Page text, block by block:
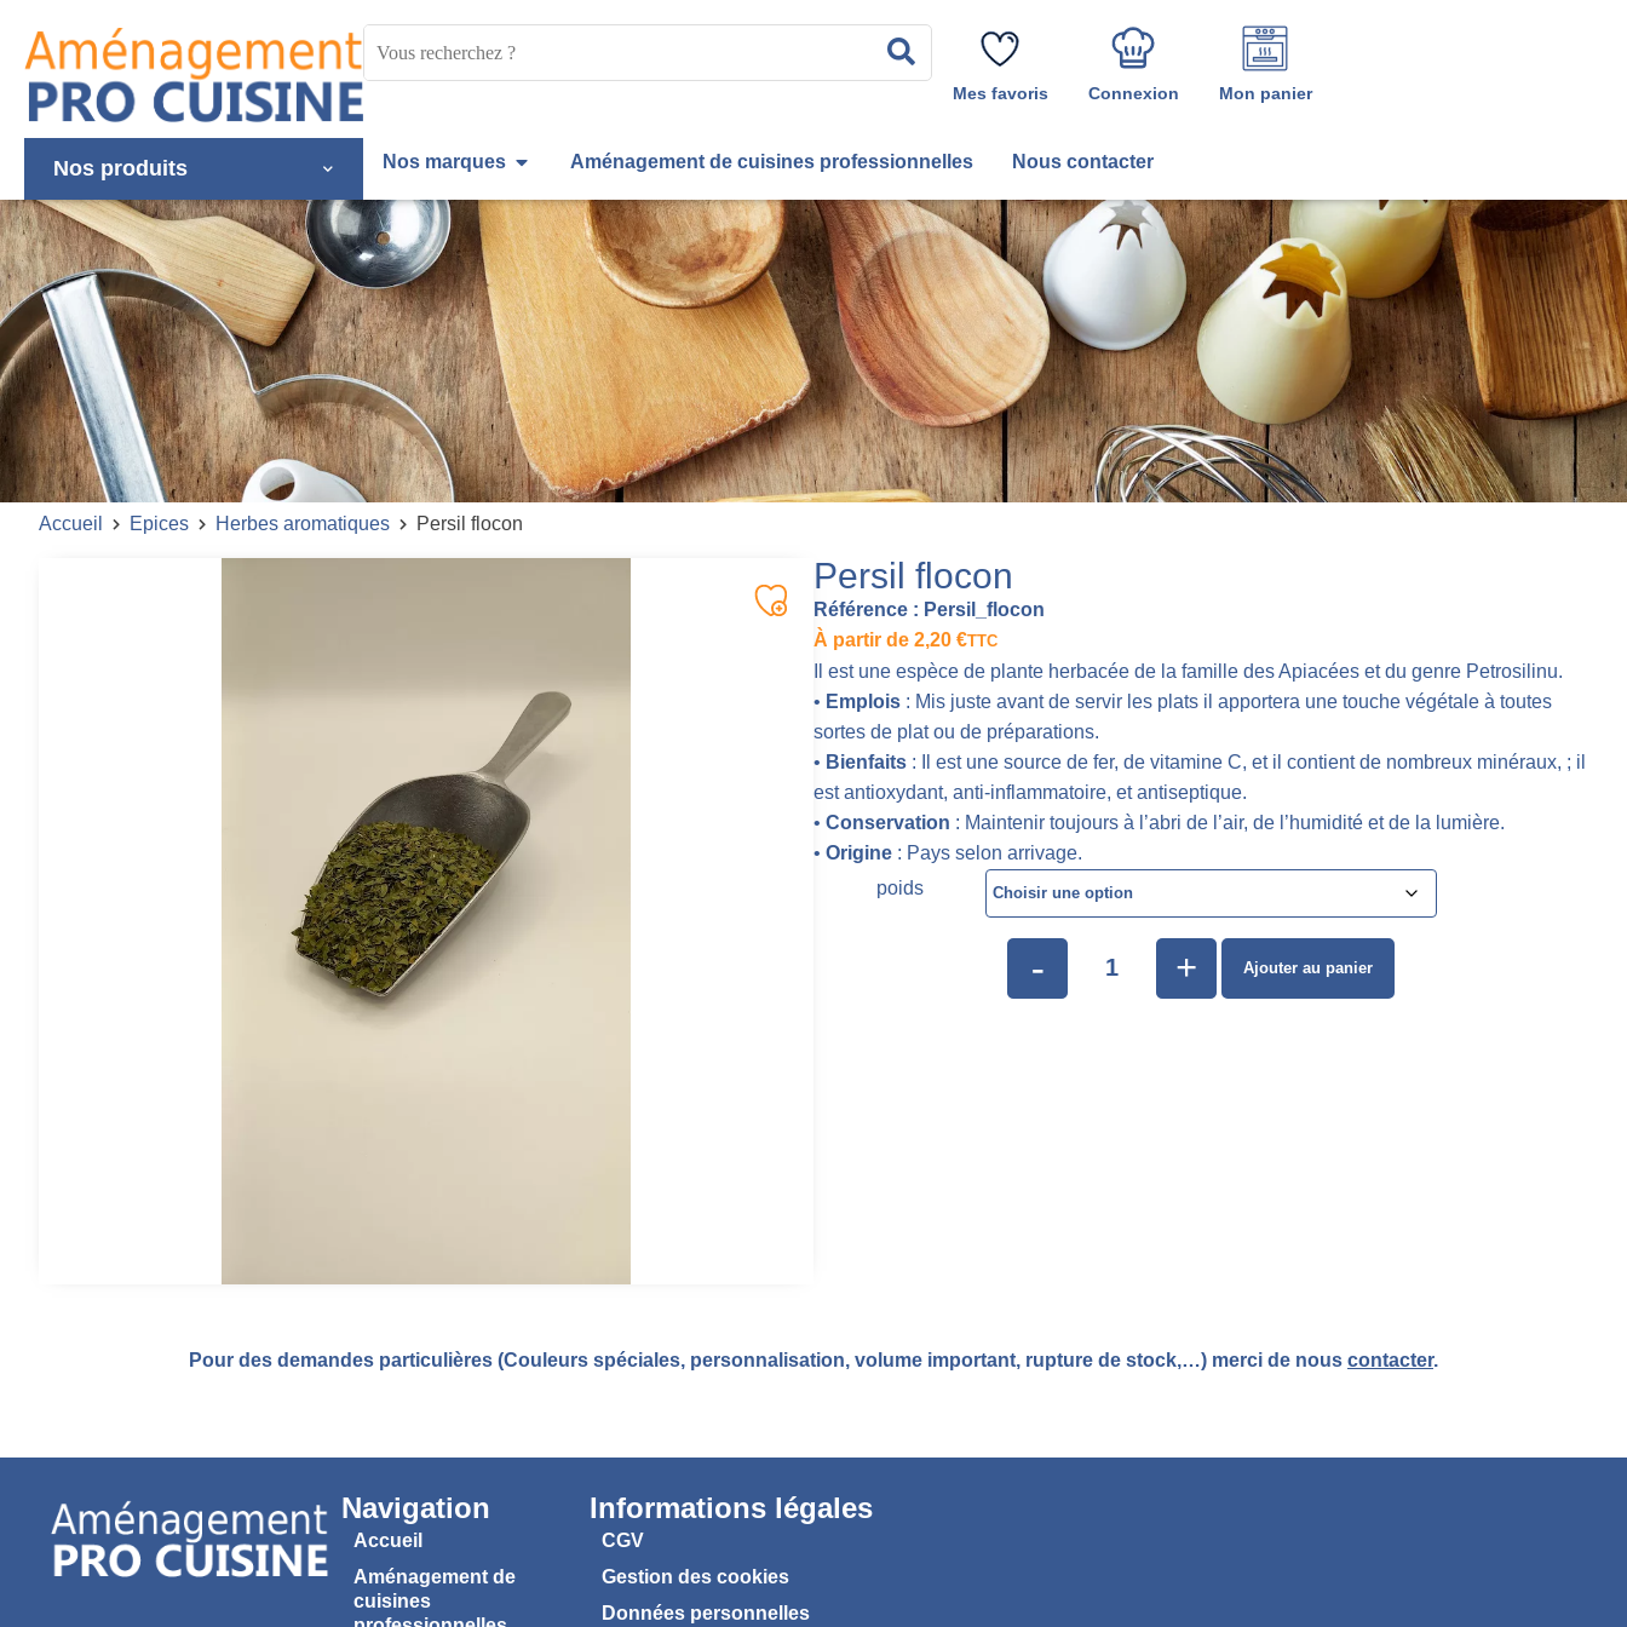
Rechercher
Mes favoris Connexion Mon panier
Nos produits Nos marques Aménagement de cuisines professionnelles Nous contacter
Accueil Epices Herbes aromatiques Persil flocon
Persil flocon
Référence : Persil_flocon
À partir de 2,20 €TTC
Il est une espèce de plante herbacée de la famille des Apiacées et du genre Petrosilinu.
• Emplois : Mis juste avant de servir les plats il apportera une touche végétale à toutes
sortes de plat ou de préparations.
• Bienfaits : Il est une source de fer, de vitamine C, et il contient de nombreux minéraux, ; il
est antioxydant, anti-inflammatoire, et antiseptique.
• Conservation : Maintenir toujours à l’abri de l’air, de l’humidité et de la lumière.
• Origine : Pays selon arrivage.
poids
- + Ajouter au panier
Pour des demandes particulières (Couleurs spéciales, personnalisation, volume important, rupture de stock,…) merci de nous contacter.
Navigation
Accueil
Aménagement de
cuisines
Informations légales
CGV
Gestion des cookies
Données personnelles